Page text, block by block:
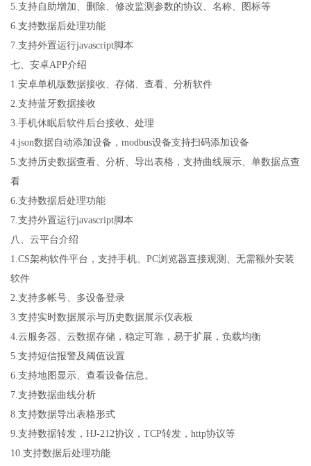
5.支持自助增加、删除、修改监测参数的协议、名称、图标等
6.支持数据后处理功能
7.支持外置运行javascript脚本
七 、安卓APP介绍
1.安卓单机版数据接收、存储、查看、分析软件
2.支持蓝牙数据接收
3.手机休眠后软件后台接收、处理
4.json数据自动添加设备，modbus设备支持扫码添加设备
5.支持历史数据查看、分析、导出表格，支持曲线展示、单数据点查
看
6.支持数据后处理功能
7.支持外置运行javascript脚本
八、云平台介绍
1.CS架构软件平台，支持手机、PC浏览器直接观测、无需额外安装
软件
2.支持多帐号、多设备登录
3.支持实时数据展示与历史数据展示仪表板
4.云服务器、云数据存储，稳定可靠，易于扩展，负载均衡
5.支持短信报警及阈值设置
6.支持地图显示、查看设备信息。
7.支持数据曲线分析
8.支持数据导出表格形式
9.支持数据转发，HJ-212协议，TCP转发，http协议等
10.支持数据后处理功能